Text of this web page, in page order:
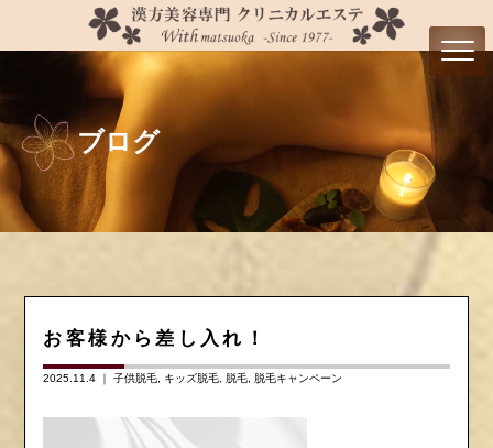
ブログ
お客様から差し入れ！
2025.11.4 ｜子供脱毛 キッズ脱毛 脱毛 脱毛キャンペーン